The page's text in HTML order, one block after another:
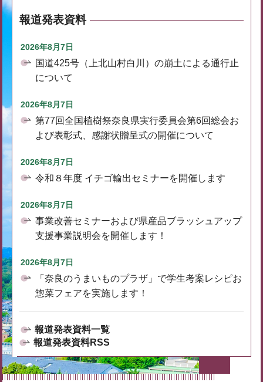
報道発表資料
2026年8月7日
国道425号（上北山村白川）の崩土による通行止
について
2026年8月7日
第77回全国植樹祭奈良県実行委員会第6回総会お
よび表彰式、感謝状贈呈式の開催について
2026年8月7日
令和８年度 イチゴ輸出セミナーを開催します
2026年8月7日
事業改善セミナーおよび県産品ブラッシュアップ
支援事業説明会を開催します！
2026年8月7日
「奈良のうまいものプラザ」で学生考案レシピお
惣菜フェアを実施します！
報道発表資料一覧
報道発表資料RSS